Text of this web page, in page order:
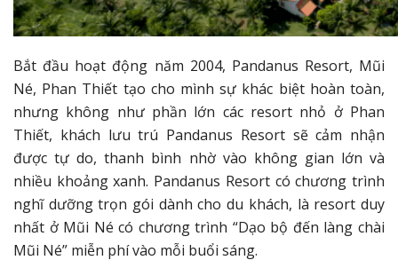
Bắt đầu hoạt động năm 2004, Pandanus Resort, Mũi
Né, Phan Thiết tạo cho mình sự khác biệt hoàn toàn,
nhưng không như phần lớn các resort nhỏ ở Phan
Thiết, khách lưu trú Pandanus Resort sẽ cảm nhận
được tự do, thanh bình nhờ vào không gian lớn và
nhiều khoảng xanh. Pandanus Resort có chương trình
nghĩ dưỡng trọn gói dành cho du khách, là resort duy
nhất ở Mũi Né có chương trình “Dạo bộ đến làng chài
Mũi Né” miễn phí vào mỗi buổi sáng.